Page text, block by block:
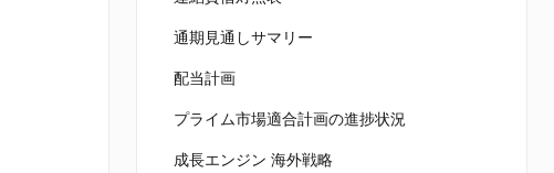
通期見通しサマリー
配当計画
プライム市場適合計画の進捗状況
成長エンジン 海外戦略